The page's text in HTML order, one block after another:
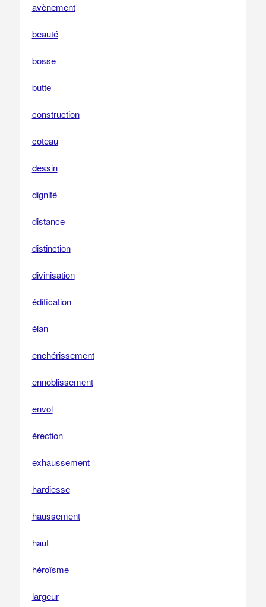
avènement
beauté
bosse
butte
construction
coteau
dessin
dignité
distance
distinction
divinisation
édification
élan
enchérissement
ennoblissement
envol
érection
exhaussement
hardiesse
haussement
haut
héroïsme
largeur